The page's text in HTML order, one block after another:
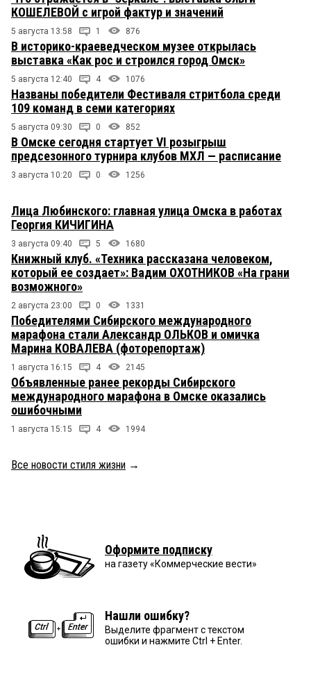
КОШЕЛЕВОЙ с игрой фактур и значений
5 августа 13:58 1 876
В историко-краеведческом музее открылась
выставка «Как рос и строился город Омск»
5 августа 12:40 4 1076
Названы победители Фестиваля стритбола среди
109 команд в семи категориях
5 августа 09:30 0 852
В Омске сегодня стартует VI розыгрыш
предсезонного турнира клубов МХЛ — расписание
3 августа 10:20 0 1256
Лица Любинского: главная улица Омска в работах
Георгия КИЧИГИНА
3 августа 09:40 5 1680
Книжный клуб. «Техника рассказана человеком,
который ее создает»: Вадим ОХОТНИКОВ «На грани
возможного»
2 августа 23:00 0 1331
Победителями Сибирского международного
марафона стали Александр ОЛЬКОВ и омичка
Марина КОВАЛЕВА (фоторепортаж)
1 августа 16:15 4 2145
Объявленные ранее рекорды Сибирского
международного марафона в Омске оказались
ошибочными
1 августа 15:15 4 1994
Все новости стиля жизни →
Оформите подписку
на газету «Коммерческие вести»
Нашли ошибку?
Выделите фрагмент с текстом
ошибки и нажмите Ctrl + Enter.